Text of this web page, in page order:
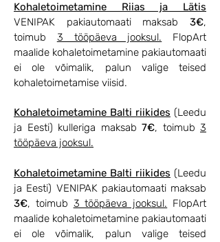
Kohaletoimetamine Riias ja Lätis
VENIPAK pakiautomaatimaksab3€,
toimub 3 tööpäeva jooksul. FlopArt
maalide kohaletoimetamine pakiautomaati
ei ole võimalik, palun valige teised
kohaletoimetamise viisid.
Kohaletoimetamine Balti riikides (Leedu
ja Eesti) kulleriga maksab 7€, toimub 3
tööpäeva jooksul.
Kohaletoimetamine Balti riikides (Leedu
ja Eesti) VENIPAK pakiautomaati maksab
3€, toimub 3 tööpäeva jooksul. FlopArt
maalide kohaletoimetamine pakiautomaati
ei ole võimalik, palun valige teised